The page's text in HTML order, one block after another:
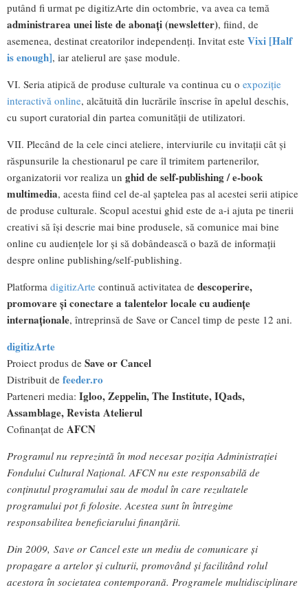
putând fi urmat pe digitizArte din octombrie, va avea ca temă
administrarea unei liste de abonați (newsletter), fiind, de
asemenea, destinat creatorilor independenți. Invitat este Vixi [Half
is enough], iar atelierul are șase module.
VI. Seria atipică de produse culturale va continua cu o expoziție
interactivă online, alcătuită din lucrările înscrise în apelul deschis,
cu suport curatorial din partea comunității de utilizatori.
VII. Plecând de la cele cinci ateliere, interviurile cu invitații cât și
răspunsurile la chestionarul pe care îl trimitem partenerilor,
organizatorii vor realiza un ghid de self-publishing / e-book
multimedia, acesta fiind cel de-al șaptelea pas al acestei serii atipice
de produse culturale. Scopul acestui ghid este de a-i ajuta pe tinerii
creativi să își descrie mai bine produsele, să comunice mai bine
online cu audiențele lor și să dobândească o bază de informații
despre online publishing/self-publishing.
Platforma digitizArte continuă activitatea de descoperire,
promovare și conectare a talentelor locale cu audiențe
internaționale, întreprinsă de Save or Cancel timp de peste 12 ani.
digitizArte
Proiect produs de Save or Cancel
Distribuit de feeder.ro
Parteneri media: Igloo, Zeppelin, The Institute, IQads,
Assamblage, Revista Atelierul
Cofinanțat de AFCN
Programul nu reprezintă în mod necesar poziția Administrației
Fondului Cultural Național. AFCN nu este responsabilă de
conținutul programului sau de modul în care rezultatele
programului pot fi folosite. Acestea sunt în întregime
responsabilitea beneficiarului finanțării.
Din 2009, Save or Cancel este un mediu de comunicare și
propagare a artelor și culturii, promovând și facilitând rolul
acestora în societatea contemporană. Programele multidisciplinare